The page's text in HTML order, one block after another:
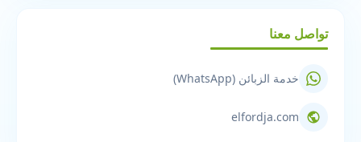
تواصل معنا
خدمة الزبائن (WhatsApp)
elfordja.com